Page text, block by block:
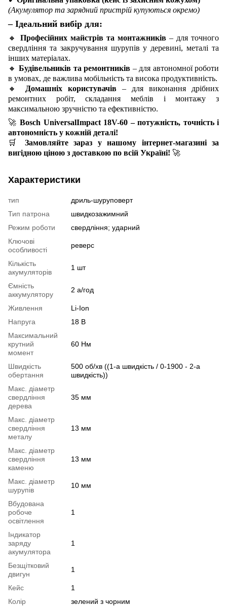
(Акумулятор та зарядний пристрій купуються окремо)
– Ідеальний вибір для:
🔸 Професійних майстрів та монтажників – для точного
свердління та закручування шурупів у деревині, металі та
інших матеріалах.
🔸 Будівельників та ремонтників – для автономної роботи
в умовах, де важлива мобільність та висока продуктивність.
🔸
Домашніх користувачів – для виконання дрібних
ремонтних робіт, складання меблів і монтажу з
максимальною зручністю та ефективністю.
🚀 Bosch UniversalImpact 18V-60 – потужність, точність і
автономність у кожній деталі!
🛒
Замовляйте зараз у нашому інтернет-магазині за
вигідною ціною з доставкою по всій Україні! 🚀
Характеристики
тип
дриль-шуруповерт
Тип патрона
швидкозажимний
Режим роботи
свердління; ударний
Ключові
особливості
реверс
Кількість
акумуляторів
1 шт
Ємність
аккумулятору
2 а/год
Живлення
Li-Ion
Напруга
18 В
Максимальний
крутний
момент
60 Нм
Швидкість
обертання
500 об/хв ((1-а швидкість / 0-1900 - 2-а
швидкість))
Макс. діаметр
свердління
дерева
35 мм
Макс. діаметр
свердління
металу
13 мм
Макс. діаметр
свердління
каменю
13 мм
Макс. діаметр
шурупів
10 мм
Вбудована
робоче
освітлення
1
Індикатор
заряду
акумулятора
1
Безщітковий
двигун
1
Кейс
1
Колір
зелений з чорним